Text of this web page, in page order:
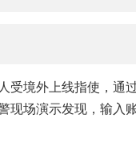
受境外上线指使，通
现场演示发现，输入